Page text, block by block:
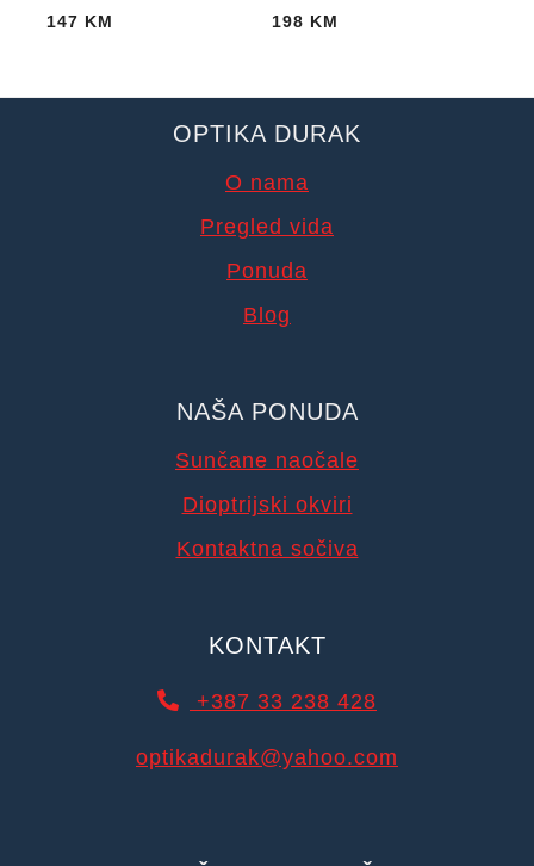
147 KM 198 KM
OPTIKA DURAK
O nama
Pregled vida
Ponuda
Blog
NAŠA PONUDA
Sunčane naočale
Dioptrijski okviri
Kontaktna sočiva
KONTAKT
+387 33 238 428
optikadurak@yahoo.com